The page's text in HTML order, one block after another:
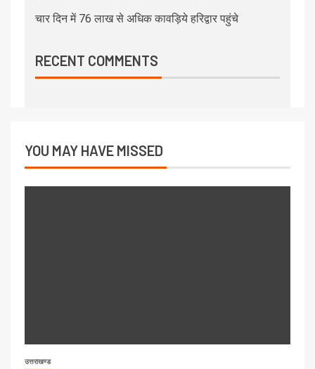
चार दिन में 76 लाख से अधिक कावड़िये हरिद्वार पहुंचे
RECENT COMMENTS
YOU MAY HAVE MISSED
उत्तराखण्ड